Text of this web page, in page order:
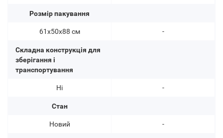
Розмір пакування
61х50х88 см
Складна конструкція для
зберігання і
транспортування
Ні
Стан
Новий
-
-
-